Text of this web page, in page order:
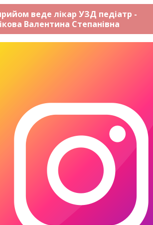
веде лікар УЗД педіатр -
Валентина Степанівна